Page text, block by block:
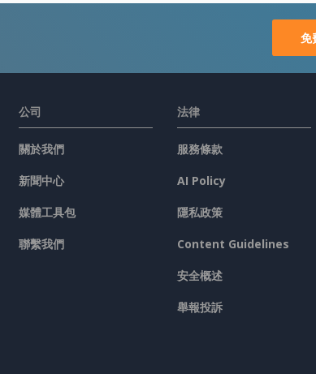
免
公司
關於我們
新聞中心
媒體工具包
聯繫我們
法律
服務條款
AI Policy
隱私政策
Content Guidelines
安全概述
舉報投訴